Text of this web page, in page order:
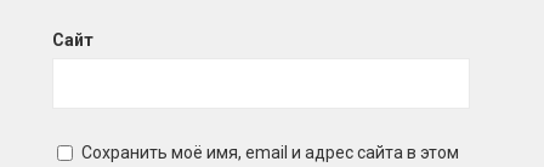
Сайт
Сохранить моё имя, email и адрес сайта в этом